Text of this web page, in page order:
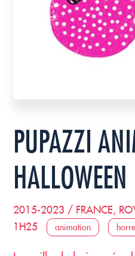
PUPAZZI
HALLOWEEN
2015-2023 / FRANCE,
1H25
animation